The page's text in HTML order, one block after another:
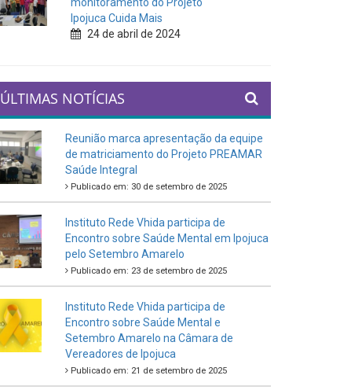
Ipojuca Cuida Mais
24 de abril de 2024
ÚLTIMAS NOTÍCIAS
Reunião marca apresentação da equipe
de matriciamento do Projeto PREAMAR
Saúde Integral
Publicado em: 30 de setembro de 2025
Instituto Rede Vhida participa de
Encontro sobre Saúde Mental em Ipojuca
pelo Setembro Amarelo
Publicado em: 23 de setembro de 2025
Instituto Rede Vhida participa de
Encontro sobre Saúde Mental e
Setembro Amarelo na Câmara de
Vereadores de Ipojuca
Publicado em: 21 de setembro de 2025